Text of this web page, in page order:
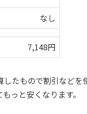
なし
7,148円
たもので割引などを
っと安くなります。